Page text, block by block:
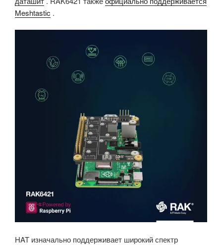
Meshtastic .
HAT изначально поддерживает широкий спектр